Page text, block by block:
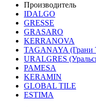
Производитель
IDALGO
GRESSE
GRASARO
KERRANOVA
TAGANAYA (Грани
URALGRES
PAMESA
KERAMIN
GLOBAL TILE
ESTIMA